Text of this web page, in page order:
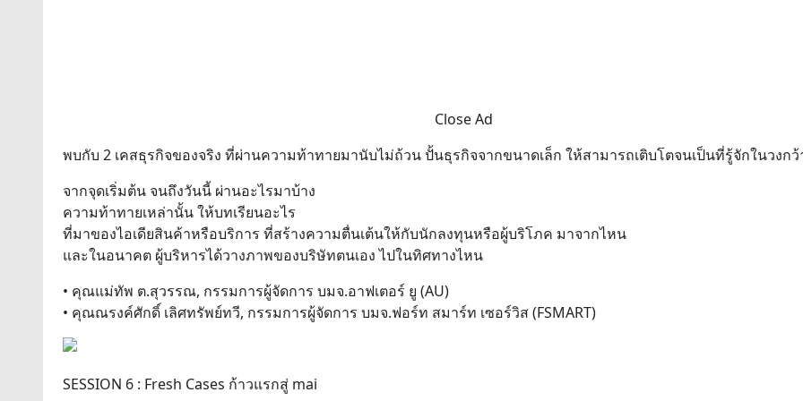
Close Ad
พบกับ 2 เคสธุรกิจของจริง ที่ผ่านความท้าทายมานับไม่ถ้วน ปั้นธุรกิจจากขนาดเล็ก ให้สามารถเติบโตจนเป็นที่รู้จักในวงกว้
จากจุดเริ่มต้น จนถึงวันนี้ ผ่านอะไรมาบ้าง
ความท้าทายเหล่านั้น ให้บทเรียนอะไร
ที่มาของไอเดียสินค้าหรือบริการ ที่สร้างความตื่นเต้นให้กับนักลงทุนหรือผู้บริโภค มาจากไหน
และในอนาคต ผู้บริหารได้วางภาพของบริษัทตนเอง ไปในทิศทางไหน
• คุณแม่ทัพ ต.สุวรรณ, กรรมการผู้จัดการ บมจ.อาฟเตอร์ ยู (AU)
• คุณณรงค์ศักดิ์ เลิศทรัพย์ทวี, กรรมการผู้จัดการ บมจ.ฟอร์ท สมาร์ท เซอร์วิส (FSMART)
SESSION 6 : Fresh Cases ก้าวแรกสู่ mai